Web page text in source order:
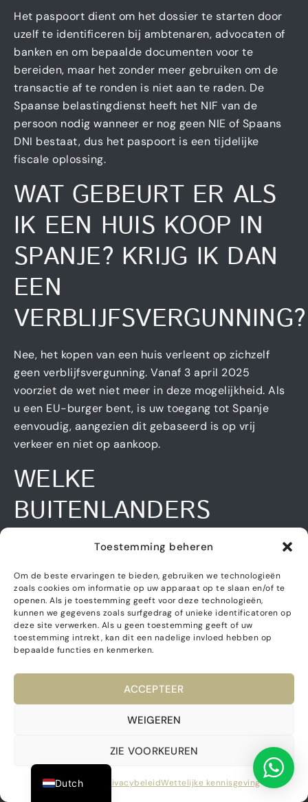
Toestemming beheren
Om de beste ervaringen te bieden, gebruiken we technologieën
zoals cookies om informatie op uw apparaat op te slaan en/of te
openen. Als je toestemming geeft voor deze technologieën,
kunnen we gegevens zoals surfgedrag of unieke identificatoren op
deze site verwerken. Als u geen toestemming geeft of uw
toestemming intrekt, kan dit een nadelige invloed hebben op
bepaalde functies en kenmerken.
ACCEPTEER
WEIGEREN
ZIE VOORKEUREN
Cookiebeleid PrivacybeleidWettelijke kennisgeving
Het paspoort dient om het dossier te starten door
uzelf te identificeren bij ambtenaren, advocaten of
banken en om bepaalde documenten voor te
bereiden, maar het zonder meer gebruiken om de
transactie af te ronden is niet aan te raden. De
Spaanse belastingdienst heeft het NIF van de
persoon nodig wanneer er nog geen NIE of Spaans
DNI bestaat, dus het paspoort is een tijdelijke
fiscale oplossing.
WAT GEBEURT ER ALS
IK EEN HUIS KOOP IN
SPANJE? KRIJG IK DAN
EEN
VERBLIJFSVERGUNNING?
Nee, het kopen van een huis verleent op zichzelf
geen verblijfsvergunning. Vanaf 3 april 2025
voorziet de wet niet meer in deze mogelijkheid. Als
u een EU-burger bent, is uw toegang tot Spanje
eenvoudig, aangezien dit gebaseerd is op vrij
verkeer en niet op aankoop.
WELKE
BUITENLANDERS
KOPEN DE MEESTE
WONINGEN IN SPANJE?
Volgens de meest recente statistieken over het
eerste kwartaal van 2025 vormden de Britten de
grootste groep kopers in Spanje, met een aandeel
de Nederlanders met 6,1%.
IS ER EEN 100%-
BELASTING VOOR
BUITENLANDERS DIE
Dutch